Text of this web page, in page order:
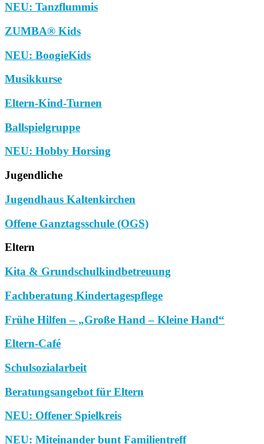
NEU: Tanzflummis
ZUMBA® Kids
NEU: BoogieKids
Musikkurse
Eltern-Kind-Turnen
Ballspielgruppe
NEU: Hobby Horsing
Jugendliche
Jugendhaus Kaltenkirchen
Offene Ganztagsschule (OGS)
Eltern
Kita & Grundschulkindbetreuung
Fachberatung Kindertagespflege
Frühe Hilfen – „Große Hand – Kleine Hand“
Eltern-Café
Schulsozialarbeit
Beratungsangebot für Eltern
NEU: Offener Spielkreis
NEU: Miteinander bunt Familientreff